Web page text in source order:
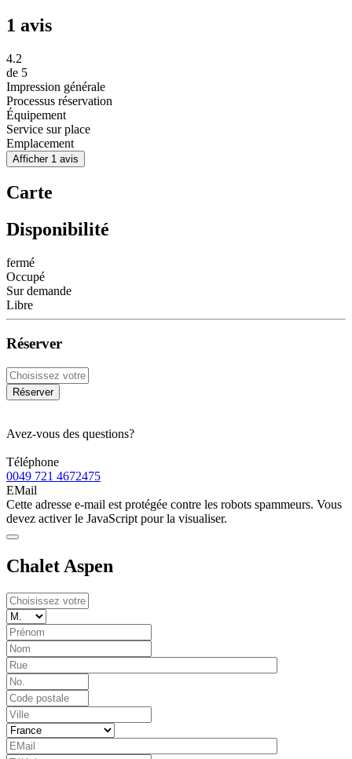
1 avis
4.2
de 5
Impression générale
Processus réservation
Équipement
Service sur place
Emplacement
Afficher 1 avis
Carte
Disponibilité
fermé
Occupé
Sur demande
Libre
Réserver
Réserver
Avez-vous des questions?
Téléphone
0049 721 4672475
EMail
Cette adresse e-mail est protégée contre les robots spammeurs. Vous
devez activer le JavaScript pour la visualiser.
Chalet Aspen